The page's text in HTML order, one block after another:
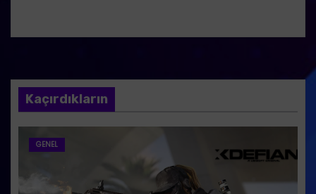
Kaçırdıkların
GENEL